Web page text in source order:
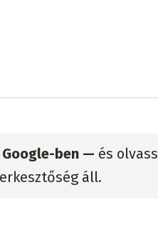
ben — és olvass
áll.